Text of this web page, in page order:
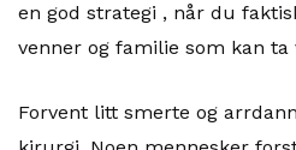
en god strategi , når du
venner og familie som kan ta
Forvent litt smerte og